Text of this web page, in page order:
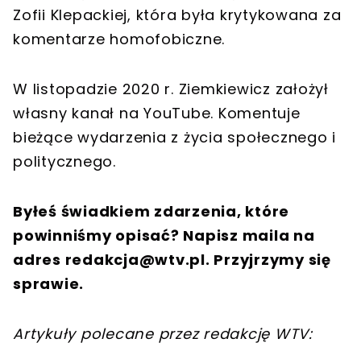
Zofii Klepackiej, która była krytykowana za
komentarze homofobiczne.
W listopadzie 2020 r. Ziemkiewicz założył
własny kanał na YouTube. Komentuje
bieżące wydarzenia z życia społecznego i
politycznego.
Byłeś świadkiem zdarzenia, które
powinniśmy opisać? Napisz maila na
adres redakcja@wtv.pl. Przyjrzymy się
sprawie.
Artykuły polecane przez redakcję WTV: